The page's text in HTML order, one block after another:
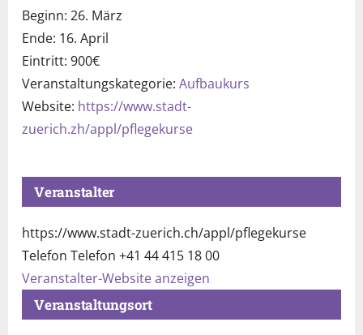
Beginn: 26. März
Ende: 16. April
Eintritt: 900€
Veranstaltungskategorie: Aufbaukurs
Website: https://www.stadt-
zuerich.zh/appl/pflegekurse
Veranstaltungsort
Veranstalter
https://www.stadt-zuerich.ch/appl/pflegekurse
TelefonTelefon +41 44 415 18 00
Veranstalter-Website anzeigen